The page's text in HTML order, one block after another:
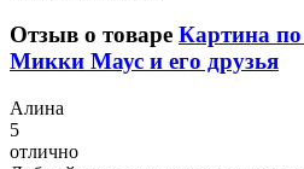
Отзыв о товаре Картина по
Микки Маус и его друзья
Алина
5
отлично